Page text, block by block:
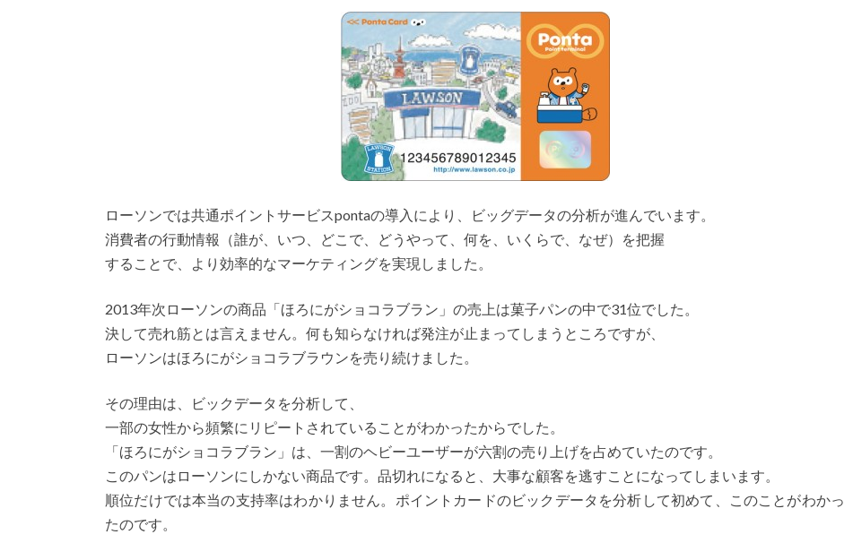
ローソンでは共通ポイントサービスpontaの導入により、ビッグデータの分析が進んでいます。
消費者の行動情報（誰が、いつ、どこで、どうやって、何を、いくらで、なぜ）を把握
することで、より効率的なマーケティングを実現しました。
2013年次ローソンの商品「ほろにがショコラブラン」の売上は菓子パンの中で31位でした。
決して売れ筋とは言えません。何も知らなければ発注が止まってしまうところですが、
ローソンはほろにがショコラブラウンを売り続けました。
その理由は、ビックデータを分析して、
一部の女性から頻繁にリピートされていることがわかったからでした。
「ほろにがショコラブラン」は、一割のヘビーユーザーが六割の売り上げを占めていたのです。
このパンはローソンにしかない商品です。品切れになると、大事な顧客を逃すことになってしまいます。
順位だけでは本当の支持率はわかりません。ポイントカードのビックデータを分析して初めて、このことがわかっ
たのです。